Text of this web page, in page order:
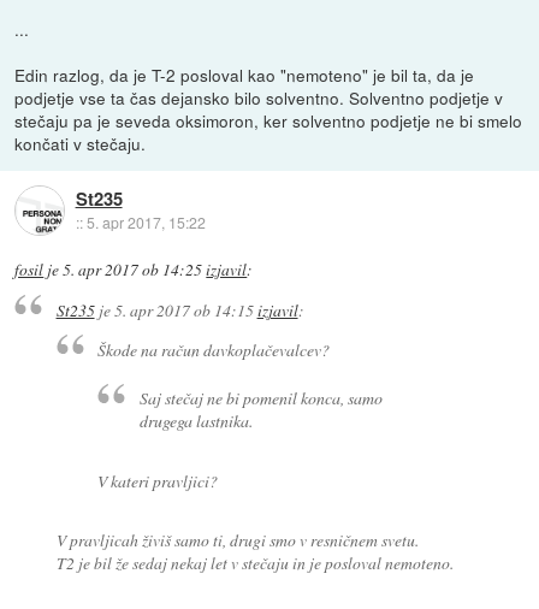
...
Edin razlog, da je T-2 posloval kao "nemoteno" je bil ta, da je
podjetje vse ta čas dejansko bilo solventno. Solventno podjetje v
stečaju pa je seveda oksimoron, ker solventno podjetje ne bi smelo
končati v stečaju.
St235
::5. apr 2017, 15:22
fosil je5. apr 2017 ob 14:25izjavil:
St235je5. apr 2017 ob 14:15izjavil:
Škode na račun davkoplačevalcev?
Saj stečaj ne bi pomenil konca, samo
drugega lastnika.
V kateri pravljici?
V pravljicah živiš samo ti, drugi smo v resničnem svetu.
T2 je bil že sedaj nekaj let v stečaju in je posloval nemoteno.